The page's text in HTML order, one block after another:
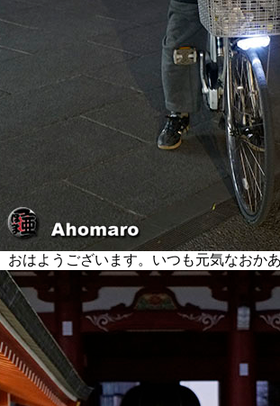
おはようございます。いつも元気なお